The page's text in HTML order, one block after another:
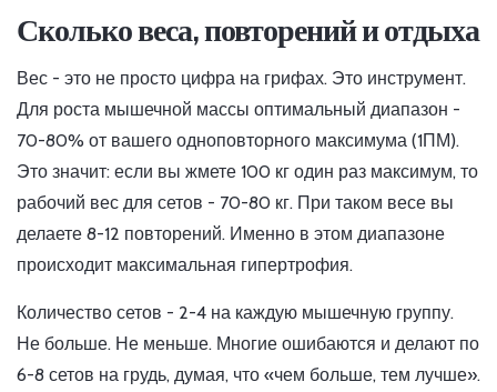
Сколько веса, повторений и отдыха
Вес - это не просто цифра на грифах. Это инструмент.
Для роста мышечной массы оптимальный диапазон -
70-80% от вашего одноповторного максимума (1ПМ).
Это значит: если вы жмете 100 кг один раз максимум, то
рабочий вес для сетов - 70-80 кг. При таком весе вы
делаете 8-12 повторений. Именно в этом диапазоне
происходит максимальная гипертрофия.
Количество сетов - 2-4 на каждую мышечную группу.
Не больше. Не меньше. Многие ошибаются и делают по
6-8 сетов на грудь, думая, что «чем больше, тем лучше».